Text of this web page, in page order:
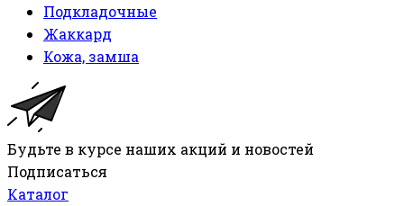
Подкладочные
Жаккард
Кожа, замша
Будьте в курсе наших акций и новостей
Подписаться
Каталог